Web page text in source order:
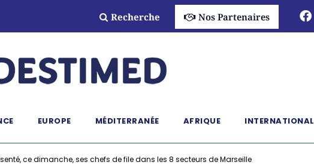
Recherche Nos Partenaires
EUROPE MÉDITERRANÉE AFRIQUE INTERNATIONAL
ce dimanche, ses chefs de file dans les 8 secteurs de Marseille